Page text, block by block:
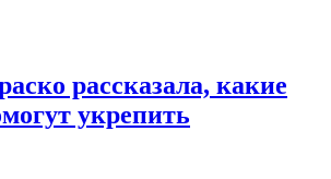
рассказала, какие
укрепить